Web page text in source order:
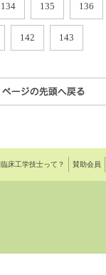
134 135 136
142 143
臨床工学技士って？ 賛助会員